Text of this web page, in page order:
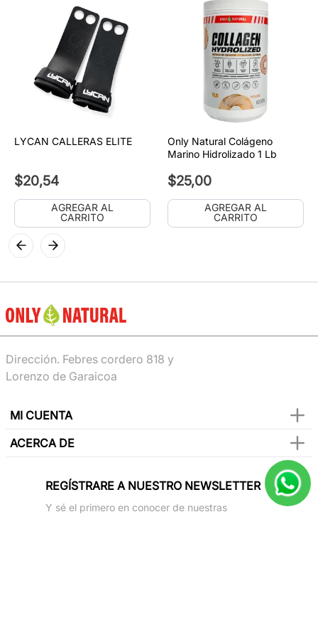
LYCAN CALLERAS ELITE
$20,54
AGREGAR AL
CARRITO
Only Natural Colágeno
Marino Hidrolizado 1 Lb
$25,00
AGREGAR AL
CARRITO
Dirección. Febres cordero 818 y
Lorenzo de Garaicoa
MI CUENTA
ACERCA DE
REGÍSTRARE A NUESTRO NEWSLETTER
Y sé el primero en conocer de nuestras